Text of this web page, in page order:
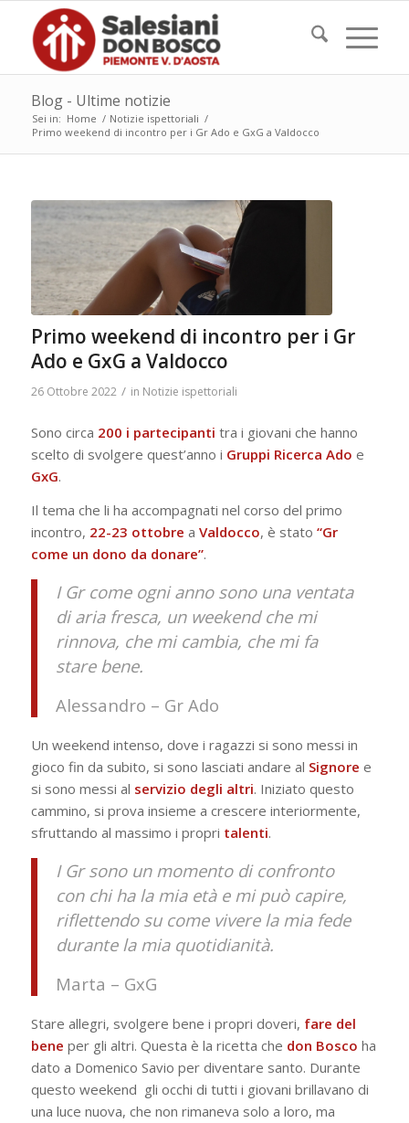
Blog - Ultime notizie
Sei in: Home / Notizie ispettoriali /
Primo weekend di incontro per i Gr Ado e GxG a Valdocco
Primo weekend di incontro per i Gr
Ado e GxG a Valdocco
26 Ottobre 2022 / in Notizie ispettoriali
Sono circa 200 i partecipanti tra i giovani che hanno
scelto di svolgere quest’anno i Gruppi Ricerca Ado e
GxG.
Il tema che li ha accompagnati nel corso del primo
incontro, 22-23 ottobre a Valdocco, è stato “Gr
come un dono da donare”.
I Gr come ogni anno sono una ventata
di aria fresca, un weekend che mi
rinnova, che mi cambia, che mi fa
stare bene.
Alessandro – Gr Ado
Un weekend intenso, dove i ragazzi si sono messi in
gioco fin da subito, si sono lasciati andare al Signore e
si sono messi al servizio degli altri. Iniziato questo
cammino, si prova insieme a crescere interiormente,
sfruttando al massimo i propri talenti.
I Gr sono un momento di confronto
con chi ha la mia età e mi può capire,
riflettendo su come vivere la mia fede
durante la mia quotidianità.
Marta – GxG
Stare allegri, svolgere bene i propri doveri, fare del
bene per gli altri. Questa è la ricetta che don Bosco ha
dato a Domenico Savio per diventare santo. Durante
questo weekend gli occhi di tutti i giovani brillavano di
una luce nuova, che non rimaneva solo a loro, ma